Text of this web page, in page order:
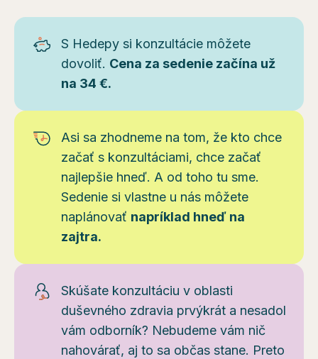
S Hedepy si konzultácie môžete
dovoliť. Cena za sedenie začína už
na 34 €.
Asi sa zhodneme na tom, že kto chce
začať s konzultáciami, chce začať
najlepšie hneď. A od toho tu sme.
Sedenie si vlastne u nás môžete
naplánovať napríklad hneď na
zajtra.
Skúšate konzultáciu v oblasti
duševného zdravia prvýkrát a nesadol
vám odborník? Nebudeme vám nič
nahovárať, aj to sa občas stane. Preto